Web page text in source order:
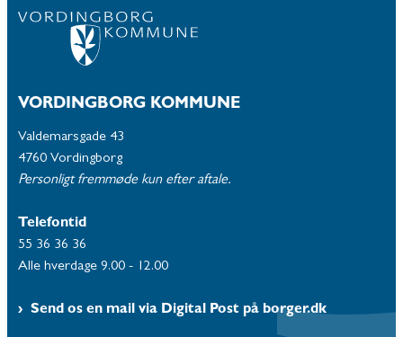
VORDINGBORG KOMMUNE
Valdemarsgade 43
4760 Vordingborg
Personligt fremmøde kun efter aftale.
Telefontid
55 36 36 36
Alle hverdage 9.00 - 12.00
Send os en mail via Digital Post på borger.dk